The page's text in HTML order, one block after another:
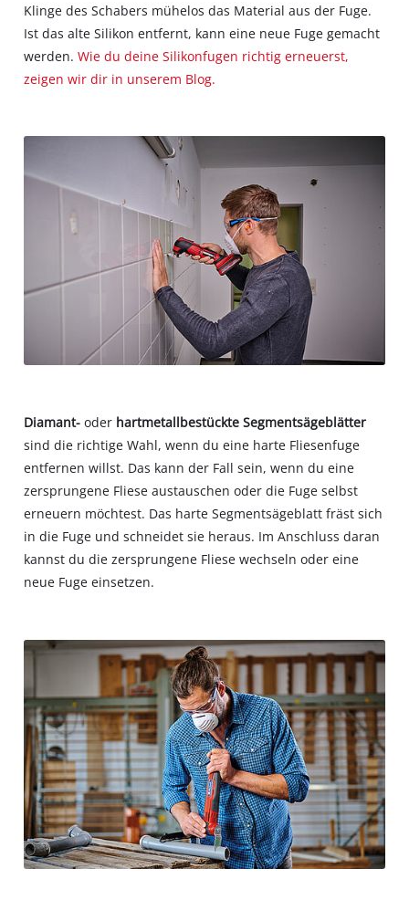
Klinge des Schabers mühelos das Material aus der Fuge.
Ist das alte Silikon entfernt, kann eine neue Fuge gemacht
werden.Wie du deine Silikonfugen richtig erneuerst,
zeigen wir dir in unserem Blog.
Diamant- oder hartmetallbestückte Segmentsägeblätter
sind die richtige Wahl, wenn du eine harte Fliesenfuge
entfernen willst. Das kann der Fall sein, wenn du eine
zersprungene Fliese austauschen oder die Fuge selbst
erneuern möchtest. Das harte Segmentsägeblatt fräst sich
in die Fuge und schneidet sie heraus. Im Anschluss daran
kannst du die zersprungene Fliese wechseln oder eine
neue Fuge einsetzen.